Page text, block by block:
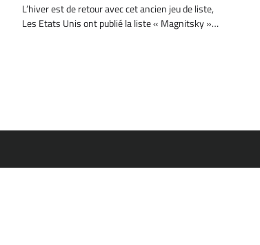
L’hiver est de retour avec cet ancien jeu de liste,
Les Etats Unis ont publié la liste « Magnitsky »…